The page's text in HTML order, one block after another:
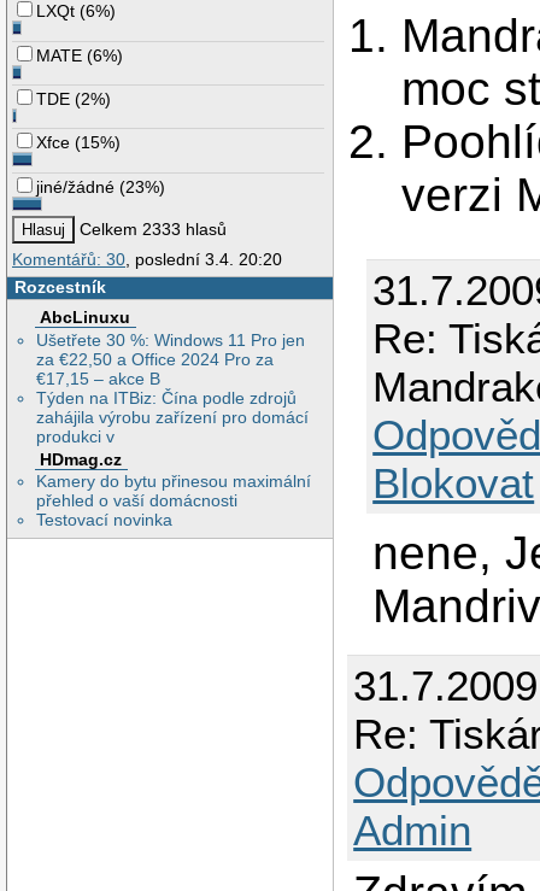
LXQt (6%)
MATE (6%)
TDE (2%)
Xfce (15%)
jiné/žádné (23%)
Celkem 2333 hlasů
Komentářů: 30, poslední 3.4. 20:20
Rozcestník
AbcLinuxu
Ušetřete 30 %: Windows 11 Pro jen
za €22,50 a Office 2024 Pro za
€17,15 – akce B
Týden na ITBiz: Čína podle zdrojů
zahájila výrobu zařízení pro domácí
produkci v
HDmag.cz
Kamery do bytu přinesou maximální
přehled o vaší domácnosti
Testovací novinka
moc
verzi
Re:
Blokovat
nene,
Re:
Admin